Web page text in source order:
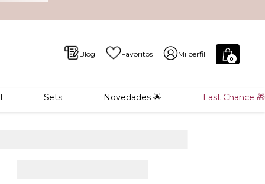
Blog Favoritos Mi perfil
0
Sets Novedades 🌟 Last Chance 🎁